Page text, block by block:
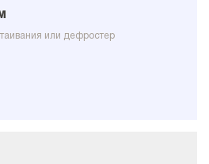
или дефростер